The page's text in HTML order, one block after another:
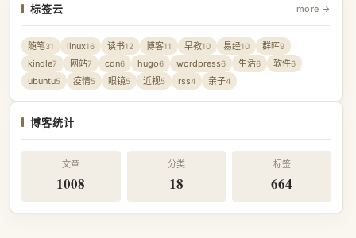
标签云 more →
随笔31 linux16 读书12 博客11 早教10 易经10 群晖9
kindle7 网站7 cdn6 hugo6 wordpress6 生活6 软件6
ubuntu5 疫情5 眼镜5 近视5 rss4 亲子4
博客统计
文章
1008
分类
18
标签
664